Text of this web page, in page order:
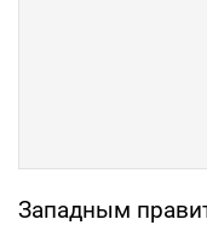
Западным